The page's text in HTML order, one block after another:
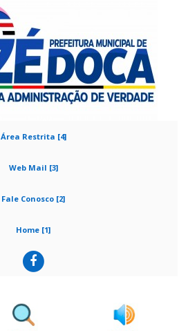
Área Restrita [4]
Web Mail [3]
Fale Conosco [2]
Home [1]